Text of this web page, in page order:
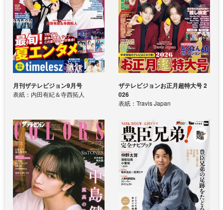
月刊ザテレビジョン9月号
表紙：内田有紀＆寺西拓人
ザテレビジョンお正月超特大号 2
026
表紙：Travis Japan